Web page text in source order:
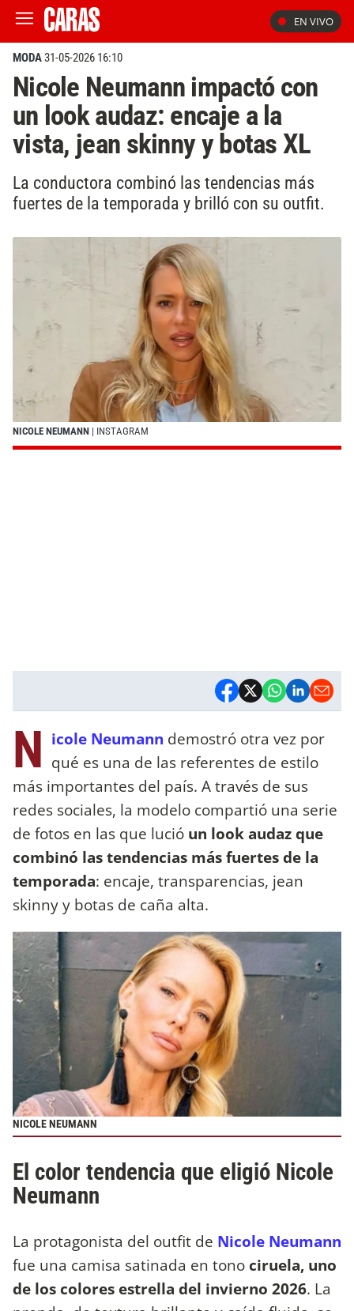
EN VIVO
MODA31-05-2026 16:10
Nicole Neumann impactó con
un look audaz: encaje a la
vista, jean skinny y botas XL
La conductora combinó las tendencias más
fuertes de la temporada y brilló con su outfit.
NICOLE NEUMANN | INSTAGRAM
N icole Neumann demostró otra vez por
qué es una de las referentes de estilo
más importantes del país. A través de sus
redes sociales, la modelo compartió una serie
de fotos en las que lució un look audaz que
combinó las tendencias más fuertes de la
temporada: encaje, transparencias, jean
skinny y botas de caña alta.
NICOLE NEUMANN
El color tendencia que eligió Nicole
Neumann
La protagonista del outfit de Nicole Neumann
fue una camisa satinada en tono ciruela, uno
de los colores estrella del invierno 2026. La